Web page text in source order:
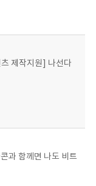
제작지원] 나선다
과 함께면 나도 비트